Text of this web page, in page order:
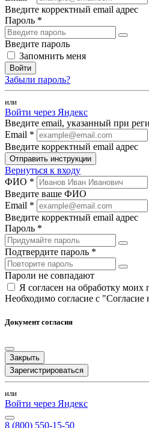
Введите корректный email адрес
Пароль *
Введите пароль
Запомнить меня
Войти
Забыли пароль?
или
Войти через Яндекс
Введите email, указанный при
Email *
Введите корректный email адрес
Отправить инструкции
Вернуться к входу
ФИО *
Введите ваше ФИО
Email *
Введите корректный email адрес
Пароль *
Подтвердите пароль *
Пароли не совпадают
Я согласен на обработку
Необходимо согласие с
Документ согласия
Закрыть
Зарегистрироваться
или
Войти через Яндекс
8 (800) 550-15-50